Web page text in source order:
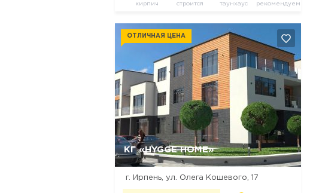
кирпич строится таунхаус рекомендуем
КГ «HYGGE HOME»
ОТЛИЧНАЯ ЦЕНА
г. Ирпень, ул. Олега Кошевого, 17
Да, удалить Отмена